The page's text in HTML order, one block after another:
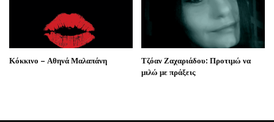
Κόκκινο – Αθηνά Μαλαπάνη
Τζόαν Ζαχαριάδου: Προτιμώ να
μιλώ με πράξεις